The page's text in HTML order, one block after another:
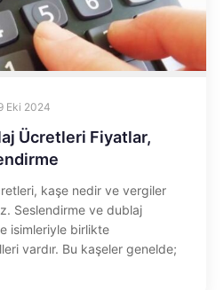
Eki 2024
Ücretleri Fiyatlar,
kaşe nedir ve vergiler
Seslendirme ve dublaj
isimleriyle birlikte
vardır. Bu kaşeler genelde;